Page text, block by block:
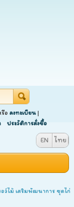
EN ไทย
อ ลงทะเบียน|
ประวัติการสั่งซื้อ
ว์ไม้ เสริมพัฒนาการ ชุดไก่